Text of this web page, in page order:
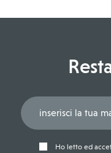
Ho letto ed